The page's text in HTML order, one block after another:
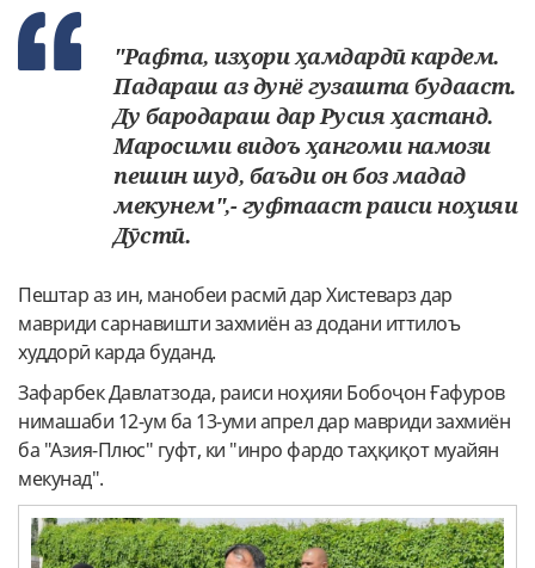
"Рафта, изҳори ҳамдардӣ кардем.
Падараш аз дунё гузашта будааст.
Ду бародараш дар Русия ҳастанд.
Маросими видоъ ҳангоми намози
пешин шуд, баъди он боз мадад
мекунем",- гуфтааст раиси ноҳияи
Дӯстӣ.
Пештар аз ин, манобеи расмӣ дар Хистеварз дар
мавриди сарнавишти захмиён аз додани иттилоъ
худдорӣ карда буданд.
Зафарбек Давлатзода, раиси ноҳияи Бобоҷон Ғафуров
нимашаби 12-ум ба 13-уми апрел дар мавриди захмиён
ба "Азия-Плюс" гуфт, ки "инро фардо таҳқиқот муайян
мекунад".